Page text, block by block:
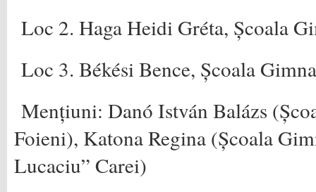
Loc 2. Haga Heidi Gréta, Școala
Loc 3. Békési Bence, Școala
Mențiuni: Danó István Balázs
Foieni), Katona Regina (Școala
Lucaciu” Carei)